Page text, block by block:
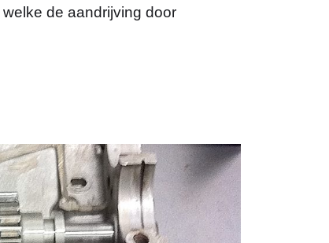
de aandrijving door